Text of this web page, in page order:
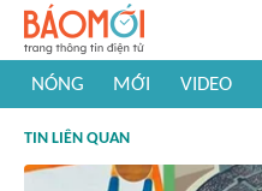
NÓNG MỚI VIDEO
#Khám phá thế giới
TIN LIÊN QUAN